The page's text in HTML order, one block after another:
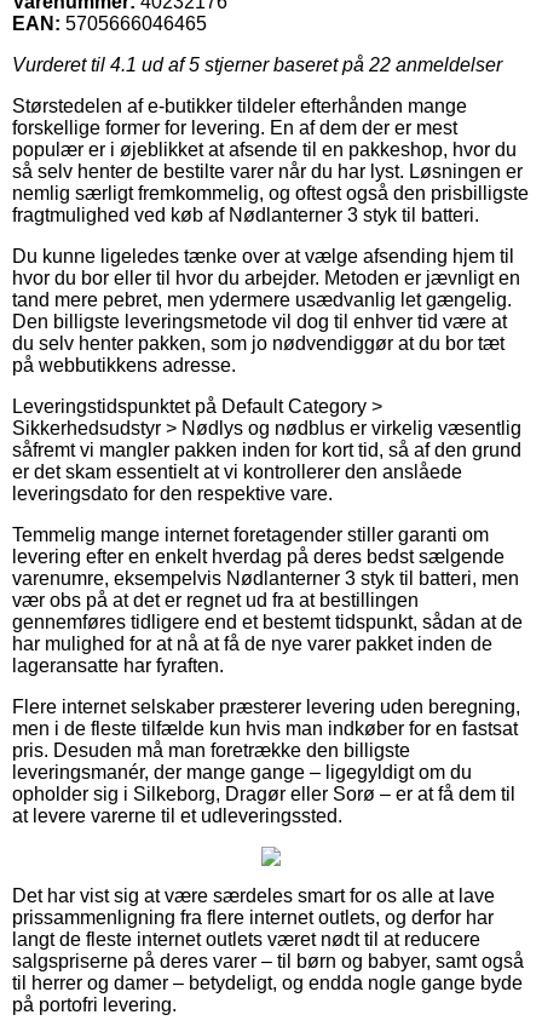
EAN: 5705666046465
Vurderet til 4.1 ud af 5 stjerner baseret på 22 anmeldelser
Størstedelen af e-butikker tildeler efterhånden mange
forskellige former for levering. En af dem der er mest
populær er i øjeblikket at afsende til en pakkeshop, hvor du
så selv henter de bestilte varer når du har lyst. Løsningen er
nemlig særligt fremkommelig, og oftest også den prisbilligste
fragtmulighed ved køb af Nødlanterner 3 styk til batteri.
Du kunne ligeledes tænke over at vælge afsending hjem til
hvor du bor eller til hvor du arbejder. Metoden er jævnligt en
tand mere pebret, men ydermere usædvanlig let gængelig.
Den billigste leveringsmetode vil dog til enhver tid være at
du selv henter pakken, som jo nødvendiggør at du bor tæt
på webbutikkens adresse.
Leveringstidspunktet på Default Category >
Sikkerhedsudstyr > Nødlys og nødblus er virkelig væsentlig
såfremt vi mangler pakken inden for kort tid, så af den grund
er det skam essentielt at vi kontrollerer den anslåede
leveringsdato for den respektive vare.
Temmelig mange internet foretagender stiller garanti om
levering efter en enkelt hverdag på deres bedst sælgende
varenumre, eksempelvis Nødlanterner 3 styk til batteri, men
vær obs på at det er regnet ud fra at bestillingen
gennemføres tidligere end et bestemt tidspunkt, sådan at de
har mulighed for at nå at få de nye varer pakket inden de
lageransatte har fyraften.
Flere internet selskaber præsterer levering uden beregning,
men i de fleste tilfælde kun hvis man indkøber for en fastsat
pris. Desuden må man foretrække den billigste
leveringsmanér, der mange gange – ligegyldigt om du
opholder sig i Silkeborg, Dragør eller Sorø – er at få dem til
at levere varerne til et udleveringssted.
Det har vist sig at være særdeles smart for os alle at lave
prissammenligning fra flere internet outlets, og derfor har
langt de fleste internet outlets været nødt til at reducere
salgspriserne på deres varer – til børn og babyer, samt også
til herrer og damer – betydeligt, og endda nogle gange byde
på portofri levering.